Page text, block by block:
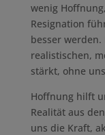
wenig
Resignation
besser
realistischen,
stärkt, ohne
Hoffnung hilft
Realität aus
uns die Kraft,